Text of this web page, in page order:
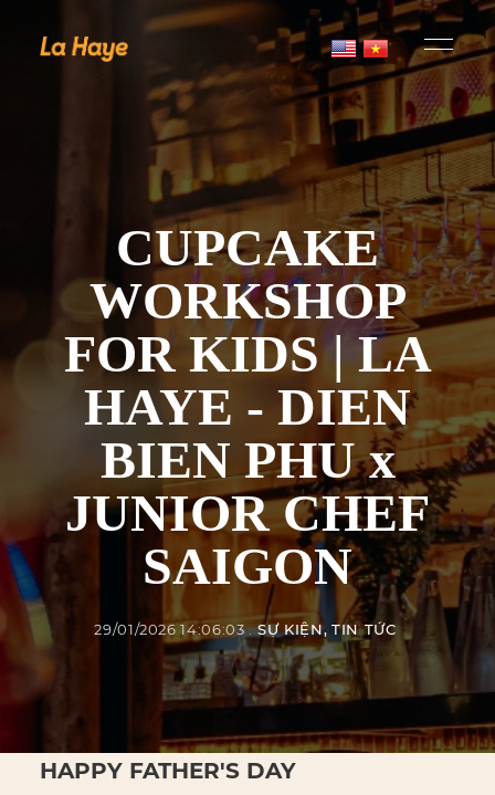
CUPCAKE
WORKSHOP
FOR KIDS | LA
HAYE - DIEN
BIEN PHU x
JUNIOR CHEF
SAIGON
29/01/2026 14:06:03 SỰ KIỆN TIN TỨC
HAPPY FATHER'S DAY